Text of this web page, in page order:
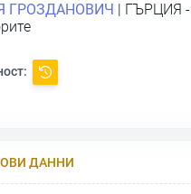
ГРОЗДАНОВИЧ
| ГЪРЦИЯ
ДАННИ